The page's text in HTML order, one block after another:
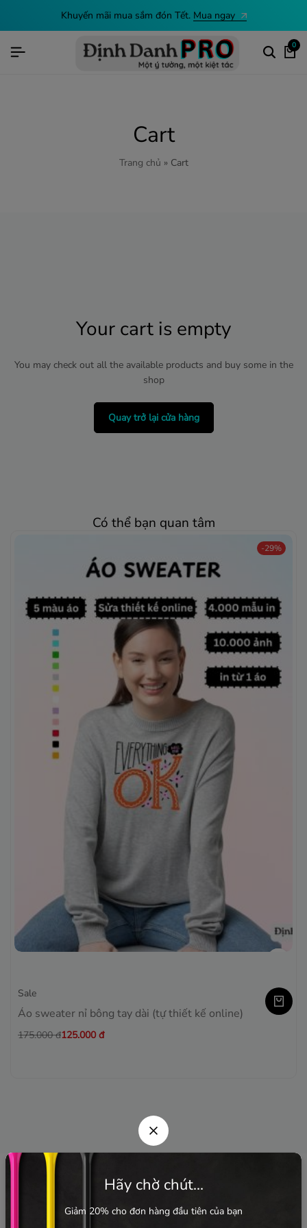
Khuyến mãi mua sắm đón Tết. Mua ngay
0
Cart
Trang chủ » Cart
Your cart is empty
You may check out all the available products and buy some in the
shop
Quay trở lại cửa hàng
Có thể bạn quan tâm
-29%
Sale
Áo sweater nỉ bông tay dài (tự thiết kế online)
175.000đ125.000 đ
Hãy chờ chút...
Giảm 20% cho đơn hàng đầu tiên của bạn